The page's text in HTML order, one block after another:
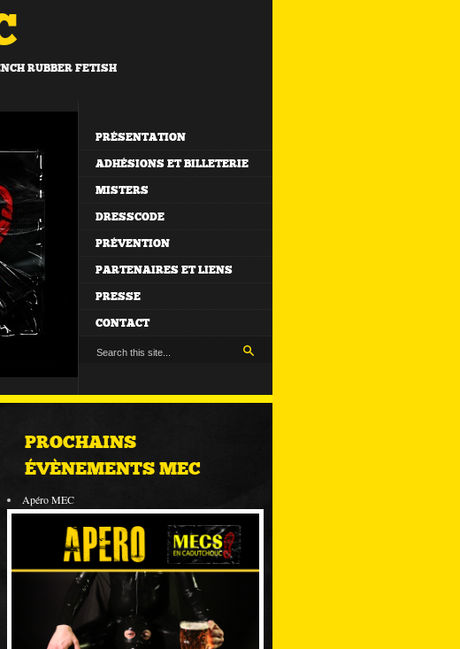
RUBBER FETISH
PRÉSENTATION
ADHÉSIONS ET BILLETERIE
MISTERS
DRESSCODE
PRÉVENTION
PARTENAIRES ET LIENS
PRESSE
CONTACT
PROCHAINS
ÉVÈNEMENTS MEC
Apéro MEC